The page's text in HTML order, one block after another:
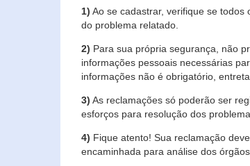
1) Ao se cadastrar, verifique se
do problema relatado.
2) Para sua própria segurança, não
informações pessoais necessárias
informações não é obrigatório,
3) As reclamações só poderão ser
esforços para resolução dos
4) Fique atento! Sua reclamação
encaminhada para análise dos